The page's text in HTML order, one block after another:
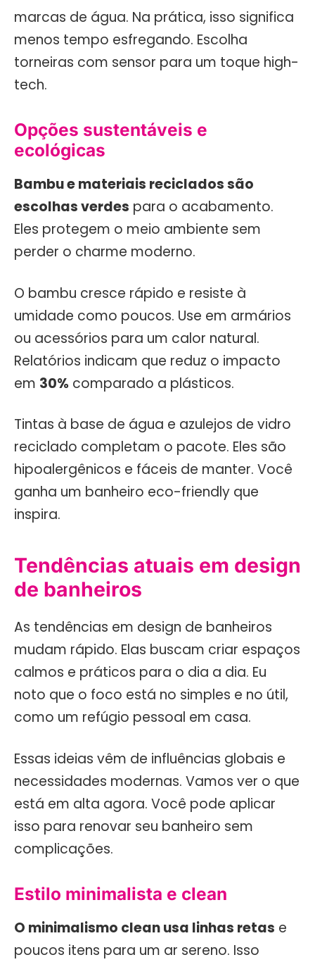
marcas de água. Na prática, isso significa
menos tempo esfregando. Escolha
torneiras com sensor para um toque high-
tech.
Opções sustentáveis e
ecológicas
Bambu e materiais reciclados são
escolhas verdes para o acabamento.
Eles protegem o meio ambiente sem
perder o charme moderno.
O bambu cresce rápido e resiste à
umidade como poucos. Use em armários
ou acessórios para um calor natural.
Relatórios indicam que reduz o impacto
em 30% comparado a plásticos.
Tintas à base de água e azulejos de vidro
reciclado completam o pacote. Eles são
hipoalergênicos e fáceis de manter. Você
ganha um banheiro eco-friendly que
inspira.
Tendências atuais em design
de banheiros
As tendências em design de banheiros
mudam rápido. Elas buscam criar espaços
calmos e práticos para o dia a dia. Eu
noto que o foco está no simples e no útil,
como um refúgio pessoal em casa.
Essas ideias vêm de influências globais e
necessidades modernas. Vamos ver o que
está em alta agora. Você pode aplicar
isso para renovar seu banheiro sem
complicações.
Estilo minimalista e clean
O minimalismo clean usa linhas retas e
poucos itens para um ar sereno. Isso